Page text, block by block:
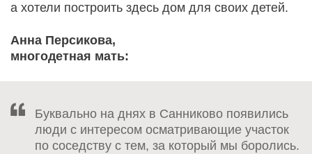
а хотели построить здесь дом для своих детей.
Анна Персикова,
многодетная мать:
Буквально на днях в Санниково появились
люди с интересом осматривающие участок
по соседству с тем, за который мы боролись.